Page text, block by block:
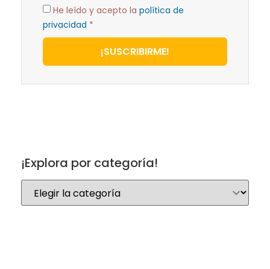
He leído y acepto la política de
privacidad *
¡SUSCRIBIRME!
¡Explora por categoría!